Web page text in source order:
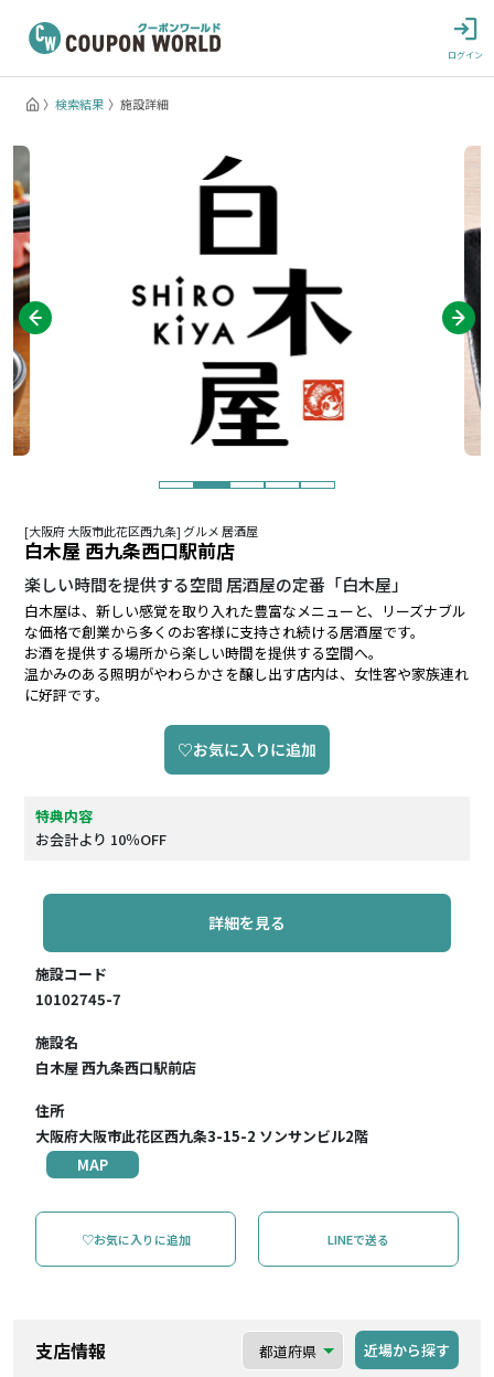
ログイン
検索結果 施設詳細
[大阪府 大阪市此花区西九条] グルメ 居酒屋
白木屋 西九条西口駅前店
楽しい時間を提供する空間 居酒屋の定番「白木屋」
白木屋は、新しい感覚を取り入れた豊富なメニューと、リーズナブル
な価格で創業から多くのお客様に支持され続ける居酒屋です。
お酒を提供する場所から楽しい時間を提供する空間へ。
温かみのある照明がやわらかさを醸し出す店内は、女性客や家族連れ
に好評です。
♡お気に入りに追加
特典内容
お会計より 10％OFF
詳細を見る
施設コード
10102745-7
施設名
白木屋 西九条西口駅前店
住所
大阪府大阪市此花区西九条3-15-2 ソンサンビル2階
MAP
♡お気に入りに追加 LINEで送る
支店情報 近場から探す